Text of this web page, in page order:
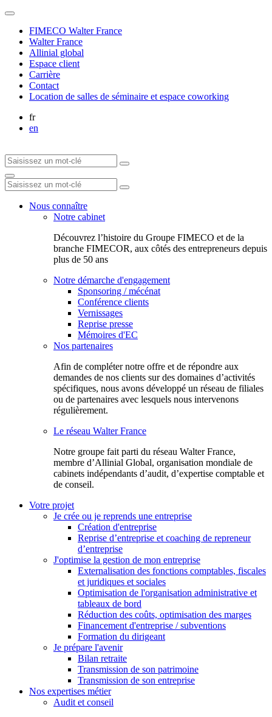
FIMECO Walter France
Walter France
Allinial global
Espace client
Carrière
Contact
Location de salles de séminaire et espace coworking
fr
en
Nous connaître
Notre cabinet
Découvrez l’histoire du Groupe FIMECO et de la
branche FIMECOR, aux côtés des entrepreneurs depuis
plus de 50 ans
Notre démarche d'engagement
Sponsoring / mécénat
Conférence clients
Vernissages
Reprise presse
Mémoires d'EC
Nos partenaires
Afin de compléter notre offre et de répondre aux
demandes de nos clients sur des domaines d’activités
spécifiques, nous avons développé un réseau de filiales
ou de partenaires avec lesquels nous intervenons
régulièrement.
Le réseau Walter France
Notr​e groupe fait parti du réseau Walter France,
membre d’Allinial Global, organisation mondiale de
cabinets indépendants d’audit, d’expertise comptable et
de conseil.
Votre projet
Je crée ou je reprends une entreprise
Création d'entreprise
Reprise d’entreprise et coaching de repreneur
d’entreprise
J'optimise la gestion de mon entreprise
Externalisation des fonctions comptables, fiscales
et juridiques et sociales
Optimisation de l'organisation administrative et
tableaux de bord
Réduction des coûts, optimisation des marges
Financement d'entreprise / subventions
Formation du dirigeant
Je prépare l'avenir
Bilan retraite
Transmission de son patrimoine
Transmission de son entreprise
Nos expertises métier
Audit et conseil